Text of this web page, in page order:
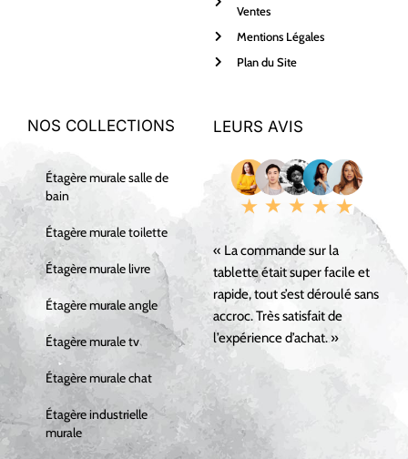
Ventes
Mentions Légales
Plan du Site
NOS COLLECTIONS
Étagère murale salle de
bain
Étagère murale toilette
Étagère murale livre
Étagère murale angle
Étagère murale tv
Étagère murale chat
Étagère industrielle
murale
LEURS AVIS
« La commande sur la
tablette était super facile et
rapide, tout s’est déroulé sans
accroc. Très satisfait de
l’expérience d’achat. »